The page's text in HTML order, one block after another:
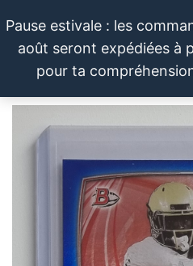
au
contenu
Pause estivale : les
août seront expédiées à
pour ta
LE
DU
Cartes
et
produits
autour
sport et
de la
pop
culture